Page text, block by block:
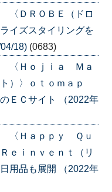
〈ＤＲＯＢＥ（ドロ
イズスタイリングを
18) (0683)
〈Ｈｏｊｉａ Ｍａ
）〉ｏｔｏｍａｐ
ＥＣサイト （2022年
〈Ｈａｐｐｙ Ｑｕ
ｅｉｎｖｅｎｔ（リ
用品も展開 （2022年